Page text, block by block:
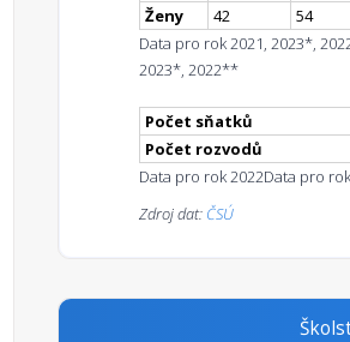
Ženy
42 54
Data pro rok 2021, 2023*,
2023*, 2022**
Počet sňatků
Počet rozvodů
Data pro rok 2022Data pro
Zdroj dat: ČSÚ